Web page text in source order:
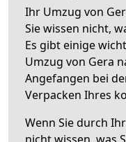
Ihr Umzug von
Sie wissen nicht,
Es gibt einige
Umzug von Gera
Angefangen bei
Verpacken Ihres
Wenn Sie durch